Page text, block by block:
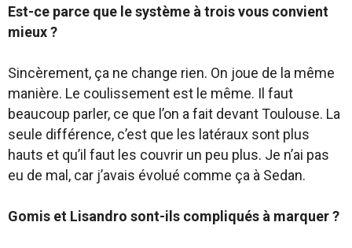
Est-ce parce que le système à trois vous convient
mieux ?
Sincèrement, ça ne change rien. On joue de la même
manière. Le coulissement est le même. Il faut
beaucoup parler, ce que l’on a fait devant Toulouse. La
seule différence, c’est que les latéraux sont plus
hauts et qu’il faut les couvrir un peu plus. Je n’ai pas
eu de mal, car j’avais évolué comme ça à Sedan.
Gomis et Lisandro sont-ils compliqués à marquer ?